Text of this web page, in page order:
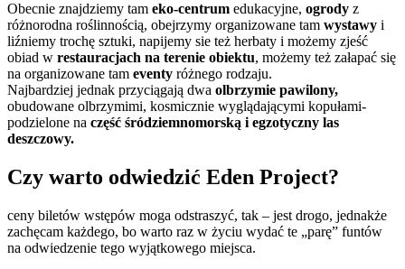
Obecnie znajdziemy tam eko-centrum edukacyjne, ogrody z
różnorodna roślinnością, obejrzymy organizowane tam wystawy i
liźniemy trochę sztuki, napijemy sie też herbaty i możemy zjeść
obiad w restauracjach na terenie obiektu, możemy też załapać się
na organizowane tam eventy różnego rodzaju.
Najbardziej jednak przyciągają dwa olbrzymie pawilony,
obudowane olbrzymimi, kosmicznie wyglądającymi kopułami-
podzielone na część śródziemnomorską i egzotyczny las
deszczowy.
Czy warto odwiedzić Eden Project?
ceny biletów wstępów moga odstraszyć, tak – jest drogo, jednakże
zachęcam każdego, bo warto raz w życiu wydać te „parę” funtów
na odwiedzenie tego wyjątkowego miejsca.